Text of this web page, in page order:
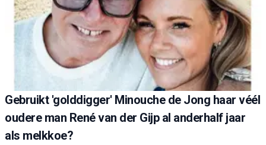
Gebruikt 'golddigger' Minouche de Jong haar véél
oudere man René van der Gijp al anderhalf jaar
als melkkoe?